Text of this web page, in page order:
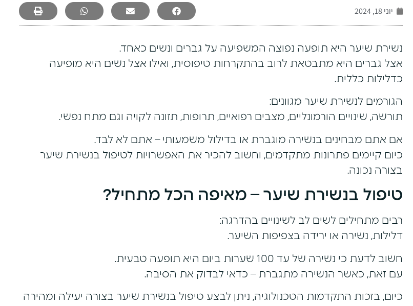
יוני 18, 2024
נשירת שיער היא תופעה נפוצה המשפיעה על גברים ונשים כאחד.
אצל גברים היא מתבטאת לרוב בהתקרחות טיפוסית, ואילו אצל נשים היא מופיעה
כדלילות כללית.
הגורמים לנשירת שיער מגוונים:
תורשה, שינויים הורמונליים, מצבים רפואיים, תרופות, תזונה לקויה וגם מתח נפשי.
אם אתם מבחינים בנשירה מוגברת או בדילול משמעותי – אתם לא לבד.
כיום קיימים פתרונות מתקדמים, וחשוב להכיר את האפשרויות לטיפול בנשירת שיער
בצורה נכונה.
טיפול בנשירת שיער – מאיפה הכל מתחיל?
רבים מתחילים לשים לב לשינויים בהדרגה:
דלילות, נשירה או ירידה בצפיפות השיער.
חשוב לדעת כי נשירה של עד 100 שערות ביום היא תופעה טבעית.
עם זאת, כאשר הנשירה מתגברת – כדאי לבדוק את הסיבה.
כיום, בזכות התקדמות הטכנולוגיה, ניתן לבצע טיפול בנשירת שיער בצורה יעילה ומהירה